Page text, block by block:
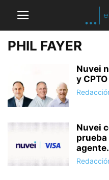
PHIL FAYER
Nuvei
y CPTO
Nuvei
prueba